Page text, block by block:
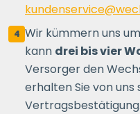
4 Wir kümmern uns
kann drei bis vier
Versorger den
erhalten Sie von uns
Vertragsbestätigung.